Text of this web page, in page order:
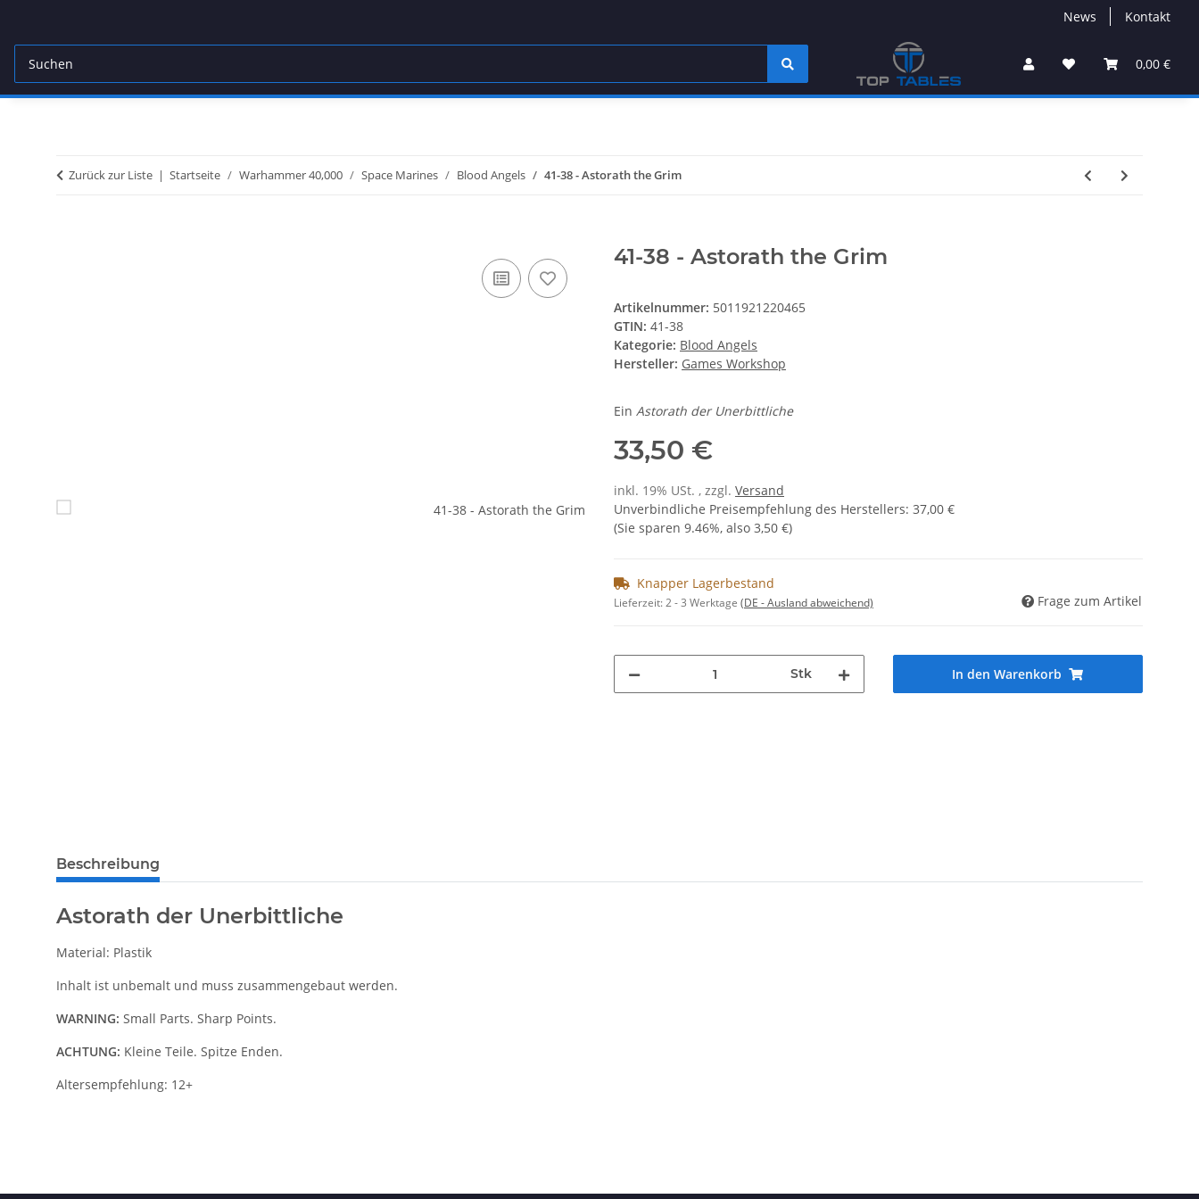
News Kontakt
0,00 €
Zurück zur Liste Startseite Warhammer 40,000 Space Marines Blood Angels 41-38 - Astorath the Grim
41-38 - Astorath the Grim
Artikelnummer: 5011921220465
GTIN: 41-38
Kategorie: Blood Angels
Hersteller: Games Workshop
Ein Astorath der Unerbittliche
33,50 €
inkl. 19% USt. , zzgl. Versand
Unverbindliche Preisempfehlung des Herstellers: 37,00 €
(Sie sparen 9.46%, also 3,50 €)
Knapper Lagerbestand
Lieferzeit:2 - 3 Werktage (DE - Ausland abweichend) Frage zum Artikel
Stk In den Warenkorb
Beschreibung
Astorath der Unerbittliche
Material: Plastik
Inhalt ist unbemalt und muss zusammengebaut werden.
WARNING: Small Parts. Sharp Points.
ACHTUNG: Kleine Teile. Spitze Enden.
Altersempfehlung: 12+